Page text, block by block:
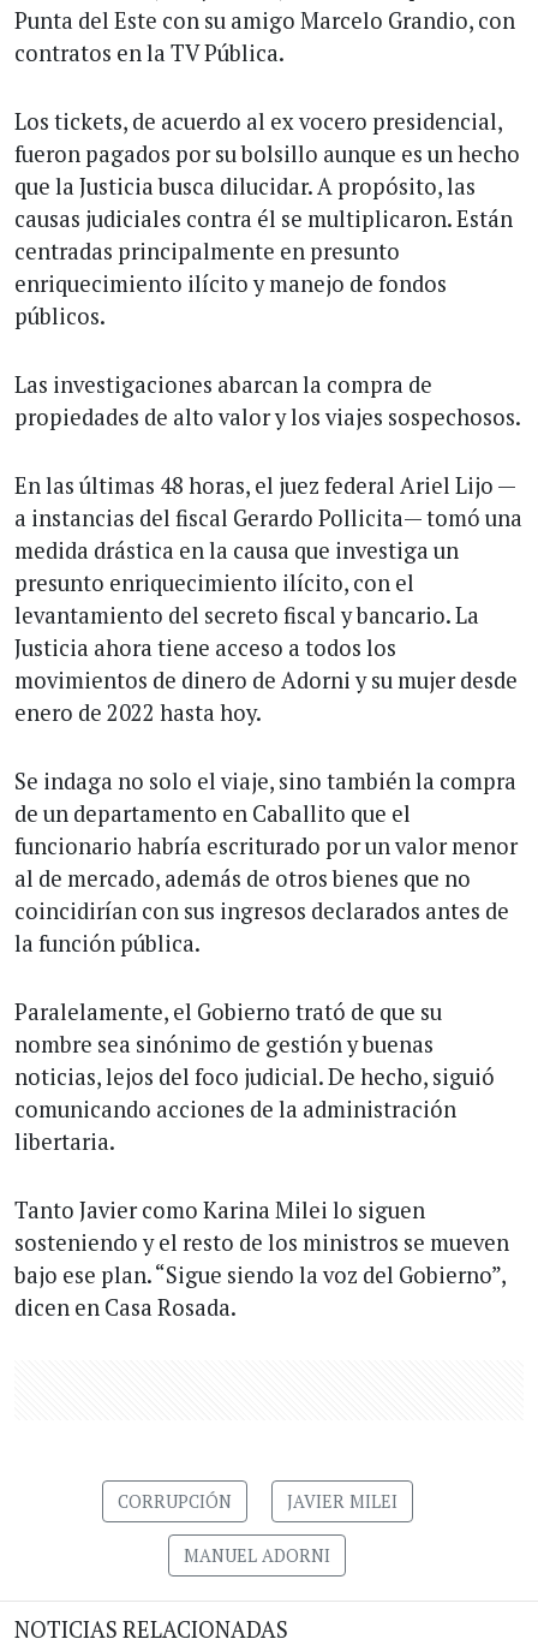
Punta del Este con su amigo Marcelo Grandio, con
contratos en la TV Pública.
Los tickets, de acuerdo al ex vocero presidencial,
fueron pagados por su bolsillo aunque es un hecho
que la Justicia busca dilucidar. A propósito, las
causas judiciales contra él se multiplicaron. Están
centradas principalmente en presunto
enriquecimiento ilícito y manejo de fondos
públicos.
Las investigaciones abarcan la compra de
propiedades de alto valor y los viajes sospechosos.
En las últimas 48 horas, el juez federal Ariel Lijo —
a instancias del fiscal Gerardo Pollicita— tomó una
medida drástica en la causa que investiga un
presunto enriquecimiento ilícito, con el
levantamiento del secreto fiscal y bancario. La
Justicia ahora tiene acceso a todos los
movimientos de dinero de Adorni y su mujer desde
enero de 2022 hasta hoy.
Se indaga no solo el viaje, sino también la compra
de un departamento en Caballito que el
funcionario habría escriturado por un valor menor
al de mercado, además de otros bienes que no
coincidirían con sus ingresos declarados antes de
la función pública.
Paralelamente, el Gobierno trató de que su
nombre sea sinónimo de gestión y buenas
noticias, lejos del foco judicial. De hecho, siguió
comunicando acciones de la administración
libertaria.
Tanto Javier como Karina Milei lo siguen
sosteniendo y el resto de los ministros se mueven
bajo ese plan. “Sigue siendo la voz del Gobierno”,
dicen en Casa Rosada.
CORRUPCIÓN JAVIER MILEI
MANUEL ADORNI
NOTICIAS RELACIONADAS